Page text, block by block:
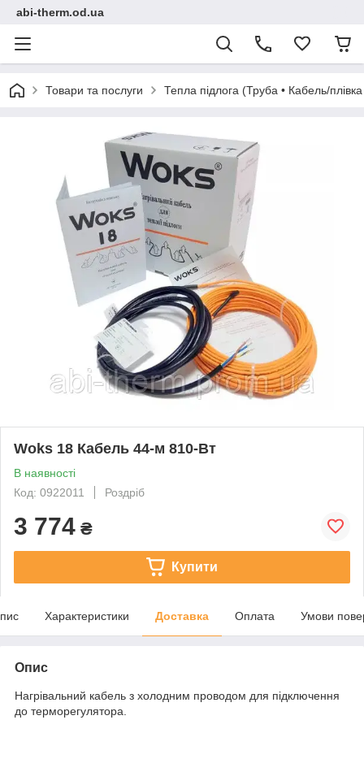
abi-therm.od.ua
Товари та послуги Тепла підлога (Труба • Кабель/
Woks 18 Кабель 44-м 810-Вт
В наявності
Код: 0922011
Роздріб
3 774 ₴
Купити
Характеристики Доставка Оплата Умови
Опис
Нагрівальний кабель з холодним проводом для підключення
до терморегулятора.